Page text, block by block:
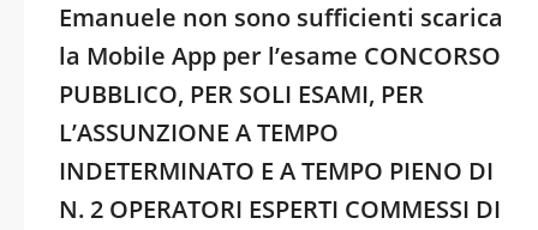
Emanuele non sono sufficienti scarica
la Mobile App per l’esame CONCORSO
PUBBLICO, PER SOLI ESAMI, PER
L’ASSUNZIONE A TEMPO
INDETERMINATO E A TEMPO PIENO DI
N. 2 OPERATORI ESPERTI COMMESSI DI